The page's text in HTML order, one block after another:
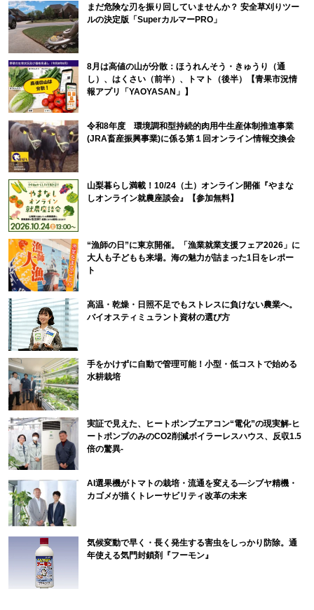
まだ危険な刃を振り回していませんか？ 安全草刈りツー
ルの決定版「SuperカルマーPRO」
8月は高値の山が分散：ほうれんそう・きゅうり（通
し）、はくさい（前半）、トマト（後半）【青果市況情
報アプリ「YAOYASAN」】
令和8年度 環境調和型持続的肉用牛生産体制推進事業
(JRA畜産振興事業)に係る第１回オンライン情報交換会
山梨暮らし満載！10/24（土）オンライン開催『やまな
しオンライン就農座談会』【参加無料】
“漁師の日”に東京開催。「漁業就業支援フェア2026」に
大人も子どもも来場。海の魅力が詰まった1日をレポー
ト
高温・乾燥・日照不足でもストレスに負けない農業へ。
バイオスティミュラント資材の選び方
手をかけずに自動で管理可能！小型・低コストで始める
水耕栽培
実証で見えた、ヒートポンプエアコン“電化”の現実解-ヒ
ートポンプのみのCO2削減ボイラーレスハウス、反収1.5
倍の驚異-
AI選果機がトマトの栽培・流通を変える―シブヤ精機・
カゴメが描くトレーサビリティ改革の未来
気候変動で早く・長く発生する害虫をしっかり防除。通
年使える気門封鎖剤『フーモン』